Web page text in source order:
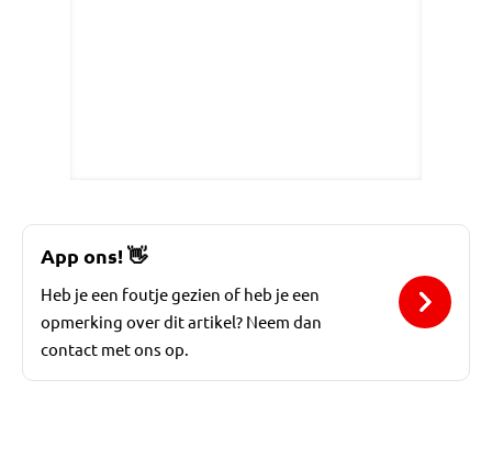
App ons! 👋
Heb je een foutje gezien of heb je een
opmerking over dit artikel? Neem dan
contact met ons op.